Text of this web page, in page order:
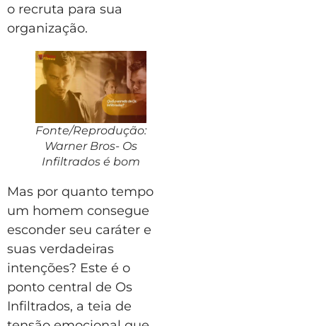
o recruta para sua
organização.
Fonte/Reprodução:
Warner Bros- Os
Infiltrados é bom
Mas por quanto tempo
um homem consegue
esconder seu caráter e
suas verdadeiras
intenções? Este é o
ponto central de Os
Infiltrados, a teia de